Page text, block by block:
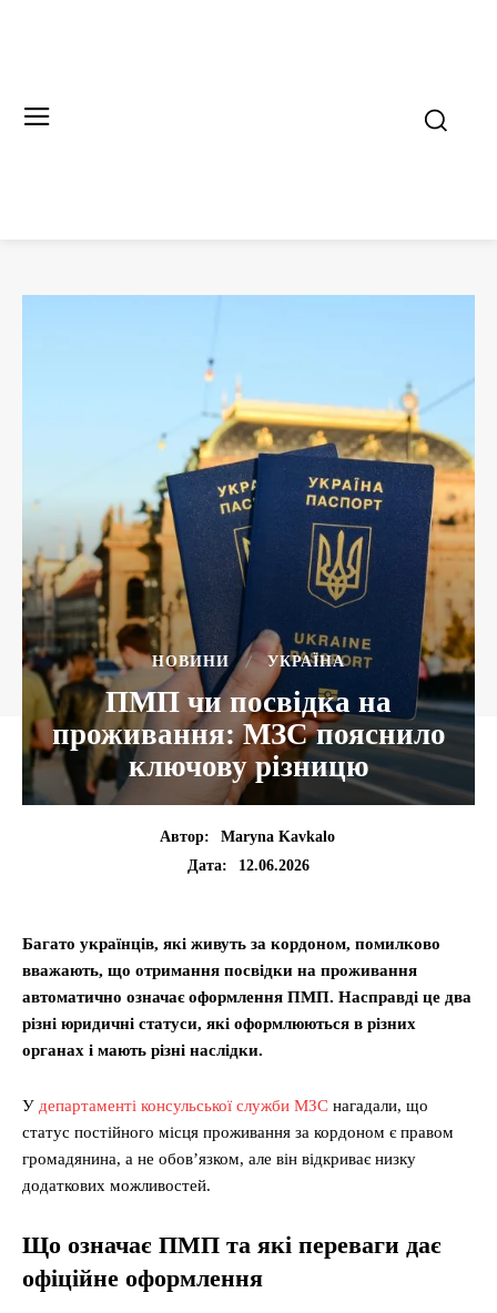
НОВИНИ УКРАЇНА
ПМП чи посвідка на
проживання: МЗС пояснило
ключову різницю
Автор:
Maryna Kavkalo
Дата:
12.06.2026
Багато українців, які живуть за кордоном, помилково
вважають, що отримання посвідки на проживання
автоматично означає оформлення ПМП. Насправді це два
різні юридичні статуси, які оформлюються в різних
органах і мають різні наслідки.
У департаменті консульської служби МЗС нагадали, що
статус постійного місця проживання за кордоном є правом
громадянина, а не обов’язком, але він відкриває низку
додаткових можливостей.
Що означає ПМП та які переваги дає
офіційне оформлення